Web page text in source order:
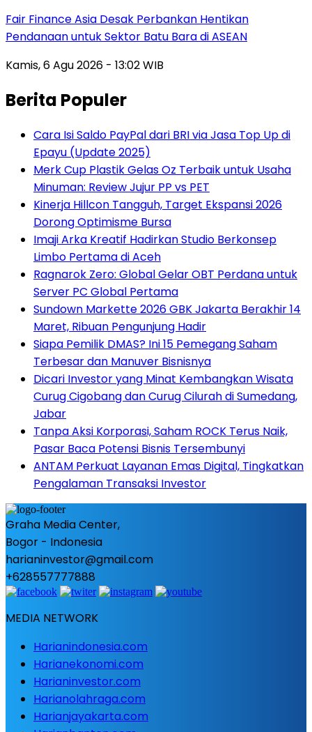
Fair Finance Asia Desak Perbankan Hentikan
Pendanaan untuk Sektor Batu Bara di ASEAN
Kamis, 6 Agu 2026 - 13:02 WIB
Berita Populer
Cara Isi Saldo PayPal dari BRI via Jasa Top Up di
Epayu (Update 2025)
Merk Cup Plastik Gelas Oz Terbaik untuk Usaha
Minuman: Review Jujur PP vs PET
Kinerja Hillcon Tangguh, Target Ekspansi 2026
Dorong Optimisme Bursa
Imaji Arka Kreatif Hadirkan Studio Berkonsep
Limbo Pertama di Aceh
Ragnarok Zero: Global Gelar OBT Perdana untuk
Server PC Global Pertama
Sundown Markette 2026 GBK Jakarta Berakhir 14
Maret, Ribuan Pengunjung Hadir
Siapa Pemilik DMAS? Ini 15 Pemegang Saham
Terbesar dan Manuver Bisnisnya
Dicari Investor yang Minat Kembangkan Wisata
Curug Cigobang dan Curug Cilurah di Sumedang,
Jabar
Tanpa Aksi Korporasi, Saham ROCK Terus Naik,
Pasar Baca Potensi Bisnis Tersembunyi
ANTAM Perkuat Layanan Emas Digital, Tingkatkan
Pengalaman Transaksi Investor
Graha Media Center,
Bogor - Indonesia
harianinvestor@gmail.com
+628557777888
MEDIA NETWORK
Harianindonesia.com
Harianekonomi.com
Harianinvestor.com
Harianolahraga.com
Harianjayakarta.com